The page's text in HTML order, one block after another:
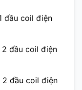
đầu coil điện
đầu coil điện
đầu coil điện